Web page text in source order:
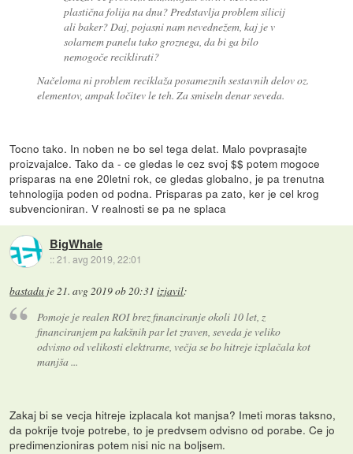
plastična folija na dnu? Predstavlja problem silicij
ali baker? Daj, pojasni nam nevednežem, kaj je v
solarnem panelu tako groznega, da bi ga bilo
nemogoče reciklirati?
Načeloma ni problem reciklaža posameznih sestavnih delov oz.
elementov, ampak ločitev le teh. Za smiseln denar seveda.
Tocno tako. In noben ne bo sel tega delat. Malo povprasajte
proizvajalce. Tako da - ce gledas le cez svoj $$ potem mogoce
prisparas na ene 20letni rok, ce gledas globalno, je pa trenutna
tehnologija poden od podna. Prisparas pa zato, ker je cel krog
subvencioniran. V realnosti se pa ne splaca
BigWhale
::21. avg 2019, 22:01
bastadu je21. avg 2019 ob 20:31 izjavil:
Pomoje je realen ROI brez financiranje okoli 10 let, z
financiranjem pa kakšnih par let zraven, seveda je veliko
odvisno od velikosti elektrarne, večja se bo hitreje izplačala kot
manjša ...
Zakaj bi se vecja hitreje izplacala kot manjsa? Imeti moras taksno,
da pokrije tvoje potrebe, to je predvsem odvisno od porabe. Ce jo
predimenzioniras potem nisi nic na boljsem.